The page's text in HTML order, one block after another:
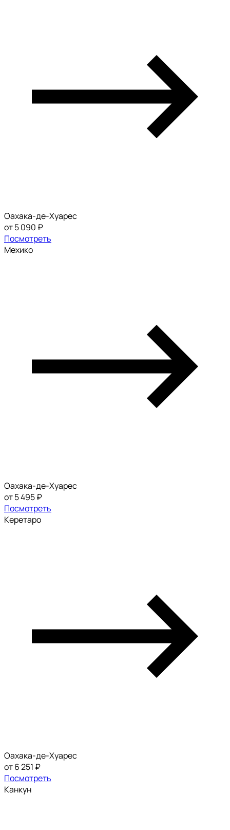
Оахака-де-Хуарес
от 5 090 ₽
Посмотреть
Мехико
Оахака-де-Хуарес
от 5 495 ₽
Посмотреть
Керетаро
Оахака-де-Хуарес
от 6 251 ₽
Посмотреть
Канкун